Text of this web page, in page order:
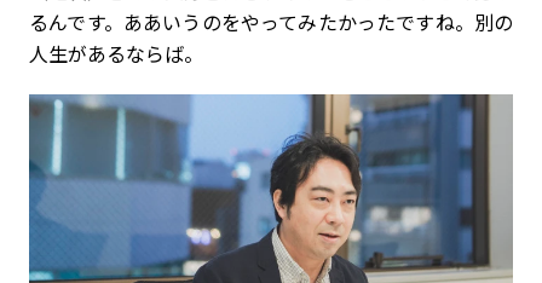
るんです。ああいうのをやってみたかったですね。別の
人生があるならば。